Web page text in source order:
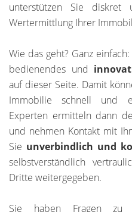
unterstützen Sie
Wertermittlung Ihrer
Wie das geht? Ganz
bedienendes und
auf dieser Seite. Damit
Immobilie schnell und
Experten ermitteln dann
und nehmen Kontakt mit
Sie unverbindlich und
selbstverständlich
Dritte weitergegeben.
Sie haben Fragen zu